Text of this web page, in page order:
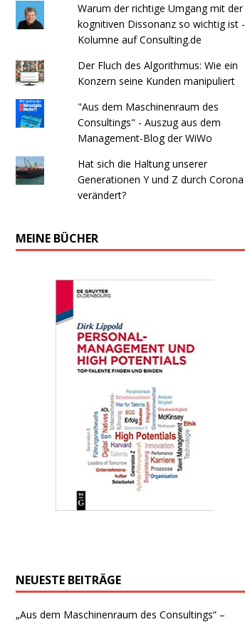
Warum der richtige Umgang mit der
kognitiven Dissonanz so wichtig ist -
Kolumne auf Consulting.de
Der Fluch des Algorithmus: Wie ein
Konzern seine Kunden manipuliert
"Aus dem Maschinenraum des
Consultings" - Auszug aus dem
Management-Blog der WiWo
Hat sich die Haltung unserer
Generationen Y und Z durch Corona
verändert?
MEINE BÜCHER
NEUESTE BEITRÄGE
„Aus dem Maschinenraum des Consultings“ –